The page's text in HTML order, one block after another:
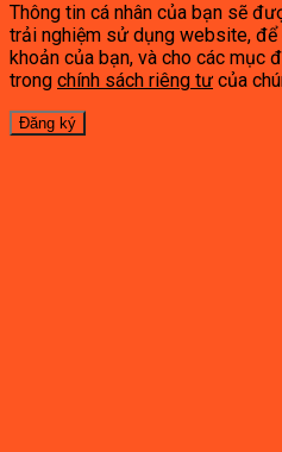
Thông tin cá nhân của bạn sẽ
trải nghiệm sử dụng website,
khoản của bạn, và cho các mục
trong chính sách riêng tư của
Đăng ký